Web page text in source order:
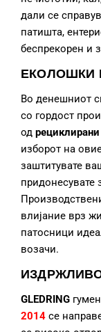
дали се
патишта,
беспрекорен и
ЕКОЛОШКИ
Во денешниот
со гордост
од
изборот на
заштитувате
придонесувате
влијание врз
патосници
возачи.
GLEDRING
2014 се